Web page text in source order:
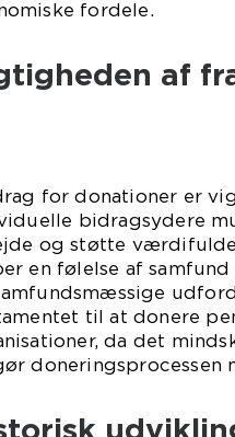
fordele.
af
for donationer er
bidragsydere
og støtte
en følelse af
til at donere
da det
doneringsprocessen